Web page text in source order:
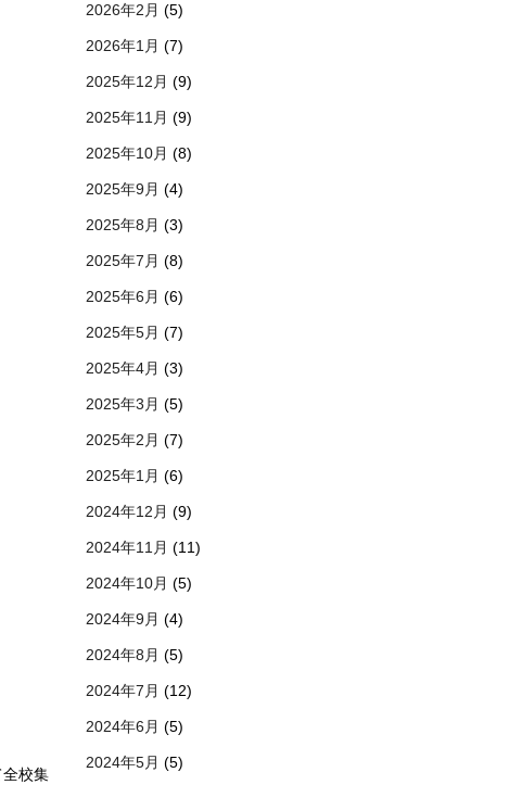
校集
2026年2月 (5)
2026年1月 (7)
2025年12月 (9)
2025年11月 (9)
2025年10月 (8)
2025年9月 (4)
2025年8月 (3)
2025年7月 (8)
2025年6月 (6)
2025年5月 (7)
2025年4月 (3)
2025年3月 (5)
2025年2月 (7)
2025年1月 (6)
2024年12月 (9)
2024年11月 (11)
2024年10月 (5)
2024年9月 (4)
2024年8月 (5)
2024年7月 (12)
2024年6月 (5)
2024年5月 (5)